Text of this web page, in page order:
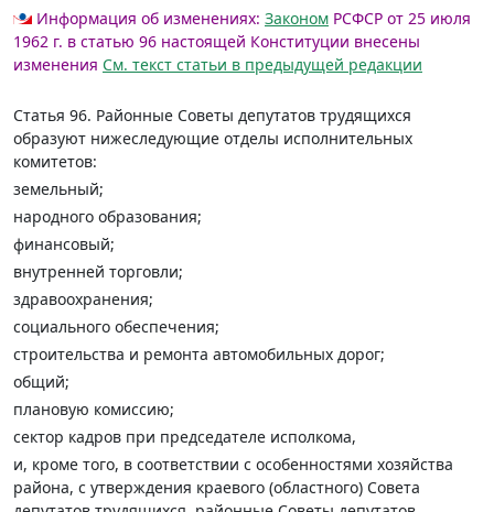
Информация об изменениях: Законом РСФСР от 25 июля
1962 г. в статью 96 настоящей Конституции внесены
изменения См. текст статьи в предыдущей редакции
Статья 96. Районные Советы депутатов трудящихся
образуют нижеследующие отделы исполнительных
комитетов:
земельный;
народного образования;
финансовый;
внутренней торговли;
здравоохранения;
социального обеспечения;
строительства и ремонта автомобильных дорог;
общий;
плановую комиссию;
сектор кадров при председателе исполкома,
и, кроме того, в соответствии с особенностями хозяйства
района, с утверждения краевого (областного) Совета